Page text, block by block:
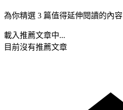
為你精選 3 篇值得延伸閱讀的內容
載入推薦文章中...
目前沒有推薦文章